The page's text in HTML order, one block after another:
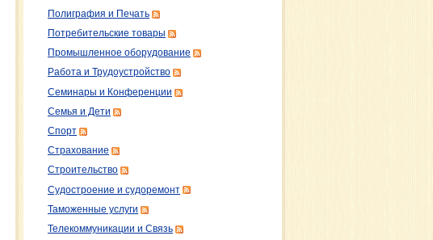
Полиграфия и Печать
Потребительские товары
Промышленное оборудование
Работа и Трудоустройство
Семинары и Конференции
Семья и Дети
Спорт
Страхование
Строительство
Судостроение и судоремонт
Таможенные услуги
Телекоммуникации и Связь